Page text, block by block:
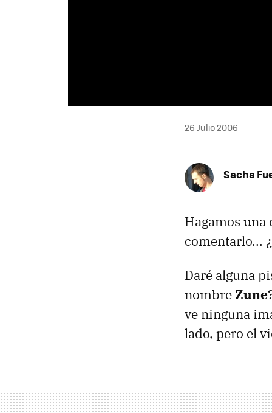
26 Julio 2006
Sacha
Hagamos
comentarlo...
Daré alguna
nombre Zune
ve ninguna
lado, pero el